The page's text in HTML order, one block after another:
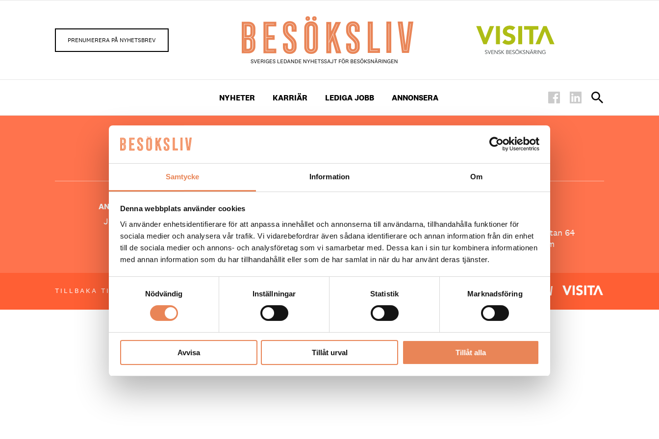
Samtycke Information Om
Denna webbplats använder cookies
Vi använder enhetsidentifierare för att anpassa innehållet och annonserna till användarna, tillhandahålla funktioner för
sociala medier och analysera vår trafik. Vi vidarebefordrar även sådana identifierare och annan information från din enhet
till de sociala medier och annons- och analysföretag som vi samarbetar med. Dessa kan i sin tur kombinera informationen
med annan information som du har tillhandahållit eller som de har samlat in när du har använt deras tjänster.
Nödvändig
Inställningar Statistik Marknadsföring
Avvisa Tillåt urval Tillåt alla
PRENUMERERA PÅ NYHETSBREV
NYHETER KARRIÄR LEDIGA JOBB ANNONSERA
Hos oss läser du landets mest uppdaterade nyheter och snackisar inom
besöksnäringen. Besöksliv i sin tryckta form är ett affärsmagasin för ägare
ANSVARIG UTGIVARE
Jonas Siljhammar
Allt material på besoksliv.se är skyddat
enligt lagen om upphovsrätt.
Besöksliv
Spoon, Brännkyrkagatan 64
118 23 Stockholm
TILLBAKA TILL TOPPEN OM BESÖKSLIV PRENUMERERA ANNONSERA